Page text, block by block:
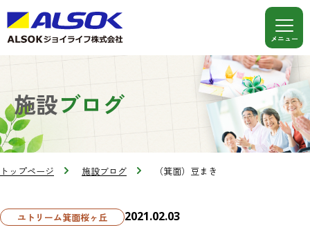
施設ブログ
トップページ 施設ブログ （箕面）豆まき
ユトリーム箕面桜ヶ丘 2021.02.03